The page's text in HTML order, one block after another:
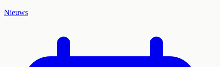
Nieuws